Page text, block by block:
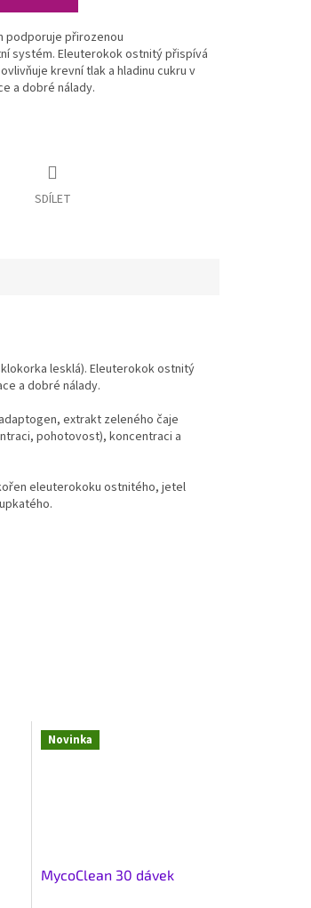
podporuje přirozenou
systém. Eleuterokok ostnitý přispívá
krevní tlak a hladinu cukru v
a dobré nálady.
SDÍLET
Novinka
MycoClean 30 dávek
lesklá). Eleuterokok ostnitý
a dobré nálady.
extrakt zeleného čaje
pohotovost), koncentraci a
eleuterokoku ostnitého, jetel